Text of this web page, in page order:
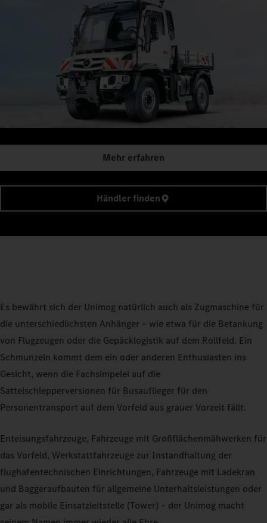
Mehr erfahren
Händler finden
Es bewährt sich der Unimog natürlich auch als Zugmaschine für
die unterschiedlichsten Anhänger – wie etwa für die Betankung
von Flugzeugen oder die Gepäcklogistik auf dem Rollfeld. Ein
Schmunzeln kommt dem ein oder anderen Enthusiasten ins
Gesicht, wenn die Fachsimpelei auf die
Sattelschlepperversionen für Busauflieger für den
Personentransport auf dem Vorfeld aus grauer Vorzeit fällt.
Enteisungsfahrzeuge, Fahrzeuge mit Großflächenmähwerken für
das Vorfeld, Werkstattfahrzeuge zur Instandhaltung der
flughafentechnischen Einrichtungen, Fahrzeuge mit Ladekran
und Baggeraufbauten für allgemeine Unterhaltsleistungen oder
gar als mobile Einsatzleitstelle (Tower) – der Unimog macht